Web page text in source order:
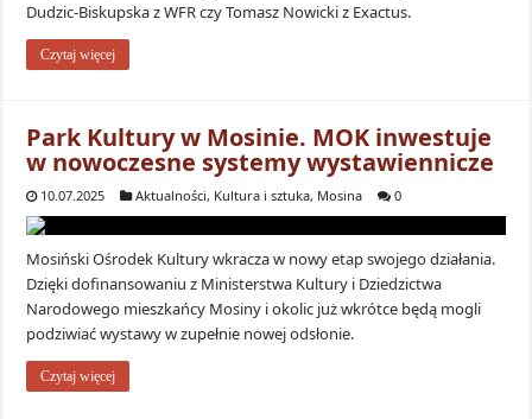
Dudzic-Biskupska z WFR czy Tomasz Nowicki z Exactus.
Czytaj więcej
Park Kultury w Mosinie. MOK inwestuje
w nowoczesne systemy wystawiennicze
10.07.2025 Aktualności, Kultura i sztuka, Mosina 0
Mosiński Ośrodek Kultury wkracza w nowy etap swojego działania.
Dzięki dofinansowaniu z Ministerstwa Kultury i Dziedzictwa
Narodowego mieszkańcy Mosiny i okolic już wkrótce będą mogli
podziwiać wystawy w zupełnie nowej odsłonie.
Czytaj więcej